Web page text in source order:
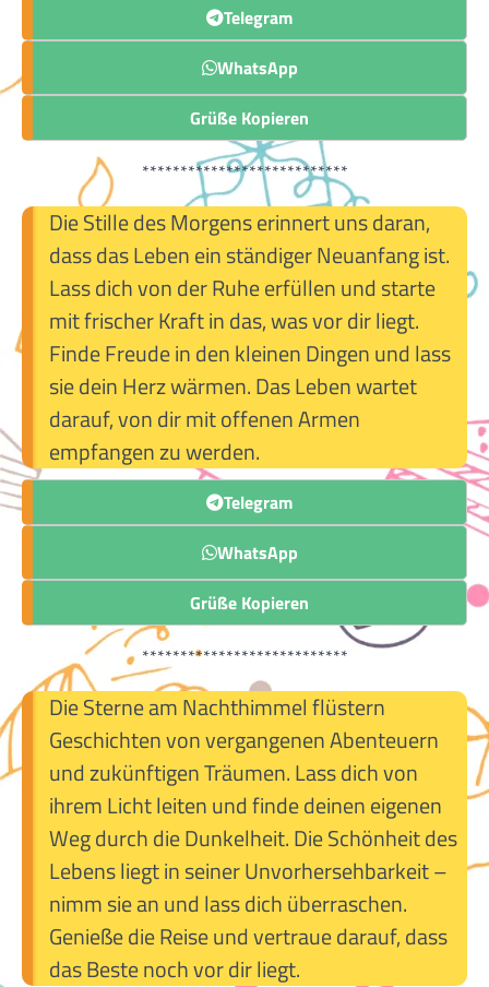
Telegram
WhatsApp
Grüße Kopieren
***************************
Die Stille des Morgens erinnert uns daran,
dass das Leben ein ständiger Neuanfang ist.
Lass dich von der Ruhe erfüllen und starte
mit frischer Kraft in das, was vor dir liegt.
Finde Freude in den kleinen Dingen und lass
sie dein Herz wärmen. Das Leben wartet
darauf, von dir mit offenen Armen
empfangen zu werden.
Telegram
WhatsApp
Grüße Kopieren
***************************
Die Sterne am Nachthimmel flüstern
Geschichten von vergangenen Abenteuern
und zukünftigen Träumen. Lass dich von
ihrem Licht leiten und finde deinen eigenen
Weg durch die Dunkelheit. Die Schönheit des
Lebens liegt in seiner Unvorhersehbarkeit –
nimm sie an und lass dich überraschen.
Genieße die Reise und vertraue darauf, dass
das Beste noch vor dir liegt.